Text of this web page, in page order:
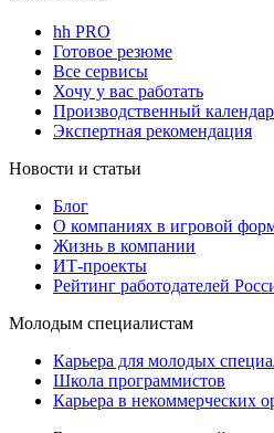
hh PRO
Готовое резюме
Все сервисы
Хочу у вас работать
Производственный
Экспертная рекомендация
Новости и статьи
Блог
О компаниях в игровой
Жизнь в компании
ИТ-проекты
Рейтинг работодателей
Молодым специалистам
Карьера для молодых
Школа программистов
Карьера в некоммерческих